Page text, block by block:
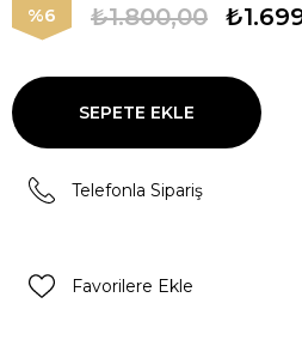
6 ₺1.800,00
Telefonla Sipariş
Favorilere Ekle